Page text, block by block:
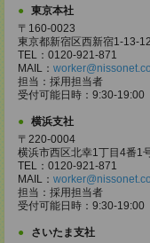
東京本社
〒160-0023
東京都新宿区西新宿1-13-
TEL：0120-921-871
MAIL：
担当：採用担当者
受付可能日時：9:30-
横浜支社
〒220-0004
横浜市西区北幸1丁目4番
TEL：0120-921-871
MAIL：
担当：採用担当者
受付可能日時：9:30-
さいたま支社